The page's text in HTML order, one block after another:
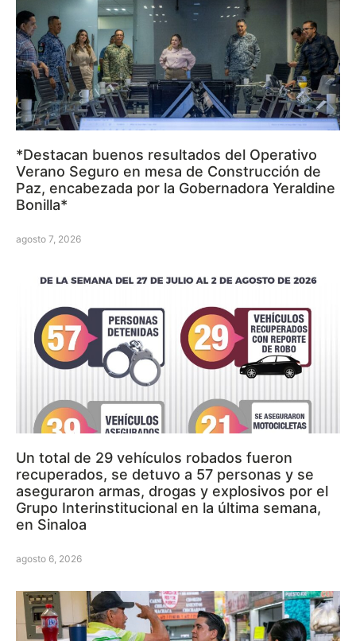
*Destacan buenos resultados del Operativo
Verano Seguro en mesa de Construcción de
Paz, encabezada por la Gobernadora Yeraldine
Bonilla*
agosto 7, 2026
Un total de 29 vehículos robados fueron
recuperados, se detuvo a 57 personas y se
aseguraron armas, drogas y explosivos por el
Grupo Interinstitucional en la última semana,
en Sinaloa
agosto 6, 2026